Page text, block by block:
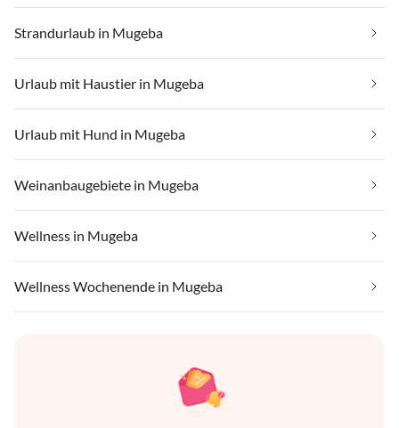
Strandurlaub in Mugeba
Urlaub mit Haustier in Mugeba
Urlaub mit Hund in Mugeba
Weinanbaugebiete in Mugeba
Wellness in Mugeba
Wellness Wochenende in Mugeba